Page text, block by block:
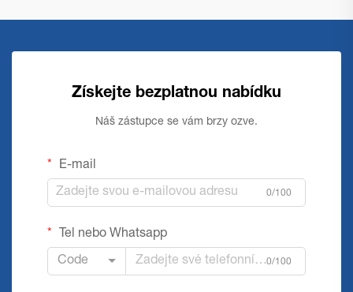
Získejte bezplatnou nabídku
Náš zástupce se vám brzy ozve.
E-mail
0/100
Tel nebo Whatsapp
Code 0/100